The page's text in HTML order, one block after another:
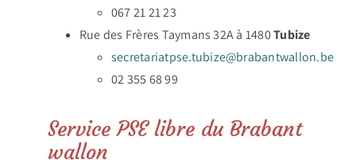
067 21 21 23
Rue des Frères Taymans 32A à 1480Tubize
secretariatpse.tubize@brabantwallon.be
02 355 68 99
Service PSE libre du Brabant
wallon